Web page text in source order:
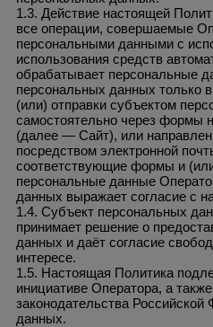
1.3. Действие настоящей
все операции, совершаемые
персональными данными с
использования средств
обрабатывает персональные
персональных данных только
(или) отправки субъектом
самостоятельно через формы
(далее — Сайт), или
посредством электронной
соответствующие формы и
персональные данные
данных выражает согласие с
1.4. Субъект персональных
принимает решение о
данных и даёт согласие
интересе.
1.5. Настоящая Политика
инициативе Оператора, а
законодательства
данных.